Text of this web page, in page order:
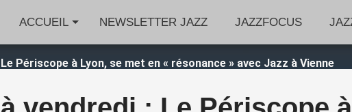
ACCUEIL NEWSLETTER JAZZ JAZZFOCUS
Périscope à Lyon, se met en « résonance » avec Jazz à Vienne